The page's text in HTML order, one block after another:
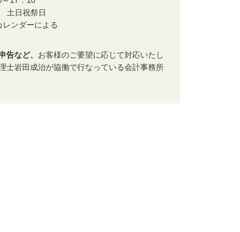
土日祝祭日
ンダーによる
告など、 お客様のご要望に応じて対応いたし
士岩田成治が協働で行なっている会計事務所